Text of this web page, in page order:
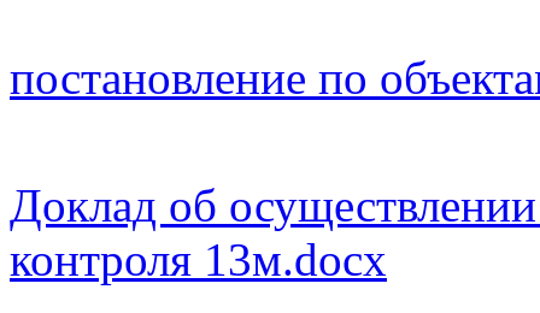
постановление по
Доклад об
контроля 13м.docx